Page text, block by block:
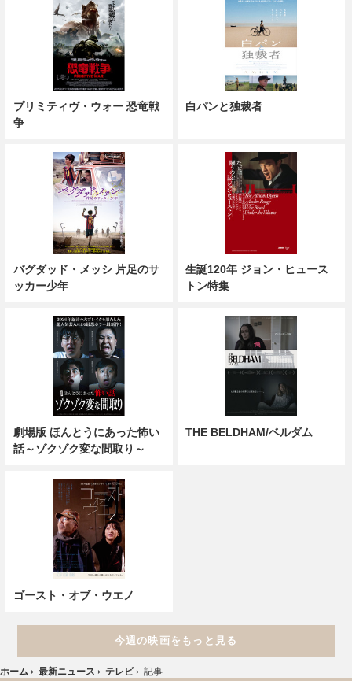
プリミティヴ・ウォー 恐竜戦
争
白パンと独裁者
バグダッド・メッシ 片足のサ
ッカー少年
生誕120年 ジョン・ヒュース
トン特集
劇場版 ほんとうにあった怖い
話～ゾクゾク変な間取り～
THE BELDHAM/ベルダム
ゴースト・オブ・ウエノ
今週の映画をもっと見る
ホーム › 最新ニュース › テレビ › 記事